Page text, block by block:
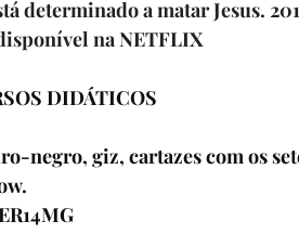
determinado a matar Jesus.
na NETFLIX
DIDÁTICOS
negro, giz, cartazes com os